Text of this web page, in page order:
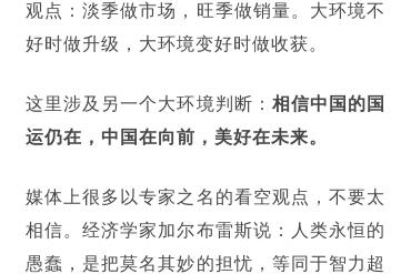
观点：淡季做市场，旺季做销量。大环境不
好时做升级，大环境变好时做收获。
这里涉及另一个大环境判断： 相信中国的国
运仍在，中国在向前，美好在未来。
媒体上很多以专家之名的看空观点，不要太
相信。经济学家加尔布雷斯说：
人类永恒的
愚蠢，是把莫名其妙的担忧，等同于智力超